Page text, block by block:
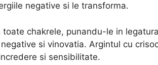
negative si le transforma.
chakrele, punandu-le in
si vinovatia. Argintul cu
si sensibilitate.